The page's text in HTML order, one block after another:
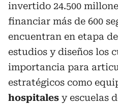
invertido 24.500
financiar más de 600
encuentran en etapa
estudios y diseños los
importancia para
estratégicos como
hospitales y escuelas